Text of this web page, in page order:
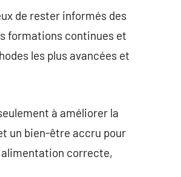
de rester informés des
formations continues et
les plus avancées et
à améliorer la
un bien-être accru pour
alimentation correcte,